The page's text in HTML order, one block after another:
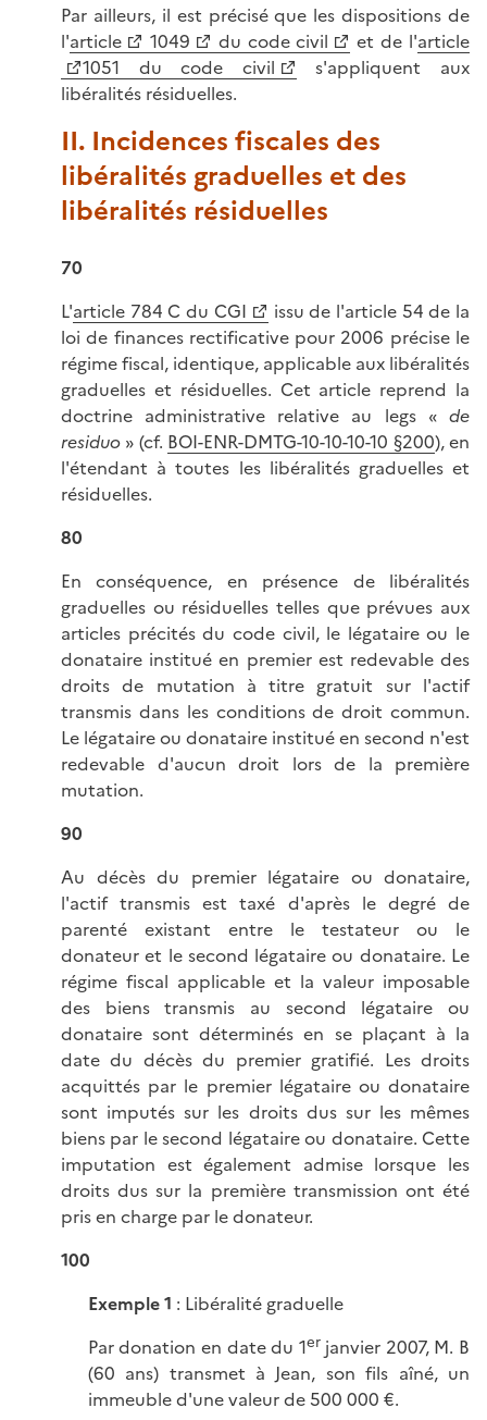
Par ailleurs, il est précisé que les dispositions de
l'article 1049 du code civil et de l'article
1051 du code civil
s'appliquent aux
libéralités résiduelles.
II. Incidences fiscales des
libéralités graduelles et des
libéralités résiduelles
70
L'article 784 C du CGI
issu de l'article 54 de la
loi de finances rectificative pour 2006 précise le
régime fiscal, identique, applicable aux libéralités
graduelles et résiduelles. Cet article reprend la
doctrine administrative relative au legs « de
residuo » (cf. BOI-ENR-DMTG-10-10-10-10 §200), en
l'étendant à toutes les libéralités graduelles et
résiduelles.
80
En conséquence, en présence de libéralités
graduelles ou résiduelles telles que prévues aux
articles précités du code civil, le légataire ou le
donataire institué en premier est redevable des
droits de mutation à titre gratuit sur l'actif
transmis dans les conditions de droit commun.
Le légataire ou donataire institué en second n'est
redevable d'aucun droit lors de la première
mutation.
90
Au décès du premier légataire ou donataire,
l'actif transmis est taxé d'après le degré de
parenté existant entre le testateur ou le
donateur et le second légataire ou donataire. Le
régime fiscal applicable et la valeur imposable
des biens transmis au second légataire ou
donataire sont déterminés en se plaçant à la
date du décès du premier gratifié. Les droits
acquittés par le premier légataire ou donataire
sont imputés sur les droits dus sur les mêmes
biens par le second légataire ou donataire. Cette
imputation est également admise lorsque les
droits dus sur la première transmission ont été
pris en charge par le donateur.
100
Exemple 1 : Libéralité graduelle
Par donation en date du 1erjanvier 2007, M. B
(60 ans) transmet à Jean, son fils aîné, un
immeuble d'une valeur de 500 000 €.